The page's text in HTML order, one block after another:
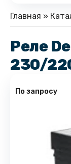
Главная »
Реле
230/
По запросу